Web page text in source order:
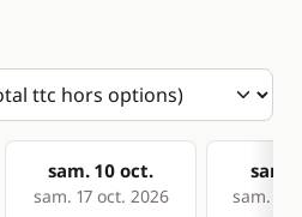
sam. 10 oct.
sam. 17 oct. 2026
sam.
sam. 24